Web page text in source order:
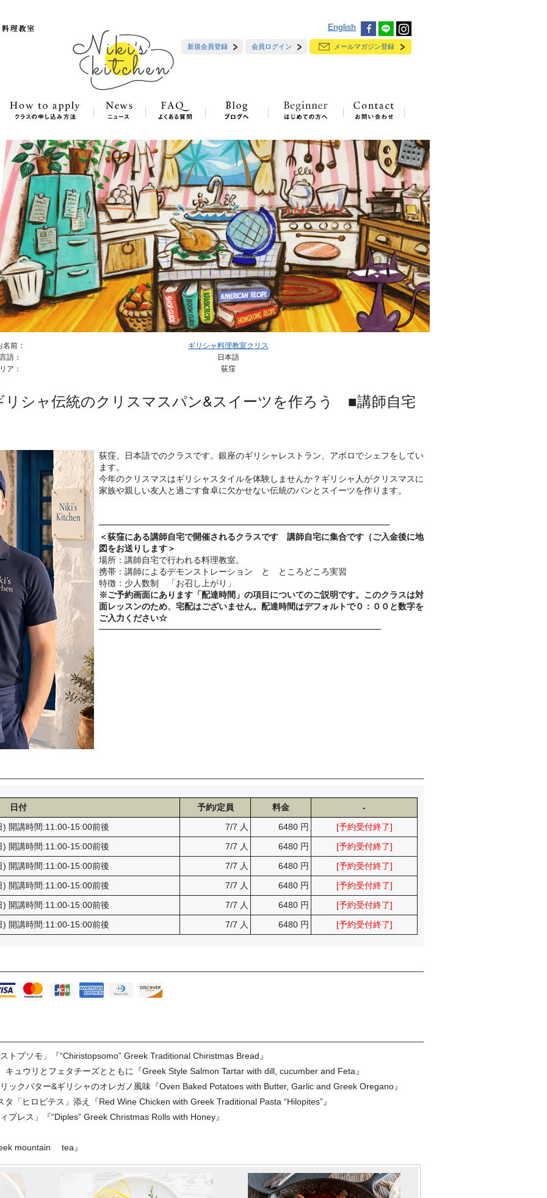
English
新規会員登録 会員ログイン メールマガジン登録
前：
ギリシャ料理教室クリス
語：
日本語
ア：
荻窪
リシャ伝統のクリスマスパン&スイーツを作ろう ■講師自宅
荻窪、日本語でのクラスです。銀座のギリシャレストラン、アポロでシェフをしてい
ます。
今年のクリスマスはギリシャスタイルを体験しませんか？ギリシャ人がクリスマスに
家族や親しい友人と過ごす食卓に欠かせない伝統のパンとスイーツを作ります。
━━━━━━━━━━━━━━━━━━━━━━━━━━━━━━━━━━
＜荻窪にある講師自宅で開催されるクラスです 講師自宅に集合です（ご入金後に地
図をお送りします＞
場所：講師自宅で行われる料理教室。
携帯：講師によるデモンストレーション と ところどころ実習
特徴：少人数制 「お召し上がり」
※ご予約画面にあります「配達時間」の項目についてのご説明です。このクラスは対
面レッスンのため、宅配はございません。配達時間はデフォルトで０：００と数字を
ご入力ください☆
━━━━━━━━━━━━━━━━━━━━━━━━━━━━━━━━━
日付 予約/定員 料金
-
開講時間:11:00-15:00前後
7/7 人 6480 円
[予約受付終了]
開講時間:11:00-15:00前後
7/7 人 6480 円
[予約受付終了]
開講時間:11:00-15:00前後
7/7 人 6480 円
[予約受付終了]
開講時間:11:00-15:00前後
7/7 人 6480 円
[予約受付終了]
開講時間:11:00-15:00前後
7/7 人 6480 円
[予約受付終了]
開講時間:11:00-15:00前後
7/7 人 6480 円 [予約受付終了]
トプソモ」『“Chiristopsomo” Greek Traditional Chiristmas Bread』
ュウリとフェタチーズとともに『Greek Style Salmon Tartar with dill, cucumber and Feta』
ックバター&ギリシャのオレガノ風味『Oven Baked Potatoes with Butter, Garlic and Greek Oregano』
「ヒロピテス」添え『Red Wine Chicken with Greek Traditional Pasta “Hilopites”』
プレス」『“Diples” Greek Christmas Rolls with Honey』
mountain tea』